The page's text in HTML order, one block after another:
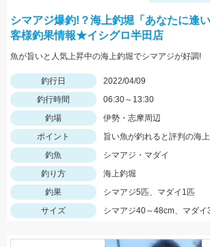
シマアジ爆釣!？海上釣堀「あなたに逢
客様釣果情報★イシグロ半田店
魚が旨いと人気上昇中の海上釣堀でシマアジが好調!
釣行日
2022/04/09
釣行時間
06:30～13:30
釣場
伊勢・志摩周辺
ポイント
旨い魚が釣れると評判の海
釣魚
シマアジ・マダイ
釣り方
海上釣堀
釣果
シマアジ5匹、マダイ1匹
サイズ
シマアジ40～48cm、マダイ